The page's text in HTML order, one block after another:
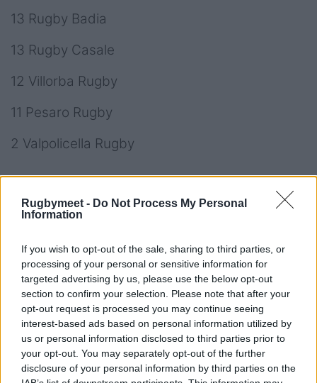
Rugbymeet - Do Not Process My Personal
Information
If you wish to opt-out of the sale, sharing to third parties, or
processing of your personal or sensitive information for
targeted advertising by us, please use the below opt-out
section to confirm your selection. Please note that after your
opt-out request is processed you may continue seeing
interest-based ads based on personal information utilized by
us or personal information disclosed to third parties prior to
your opt-out. You may separately opt-out of the further
disclosure of your personal information by third parties on the
13 Rugby Badia
13 Rugby Casale
12 Villorba Rugby
11 Pesaro Rugby
2 Valpolicella Rugby
Civitavecchia - Lazio Rugby 14-68
Polisportiva Paganica - Villa Pamphili 38-34
Cavalieri Union - Livorno Rugby 57-7
Primavera Rugby - Napoli Afragola 24-24